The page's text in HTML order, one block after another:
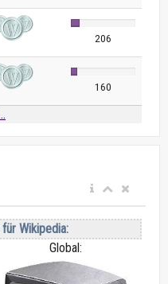
206
160
Wikipedia:
Global: